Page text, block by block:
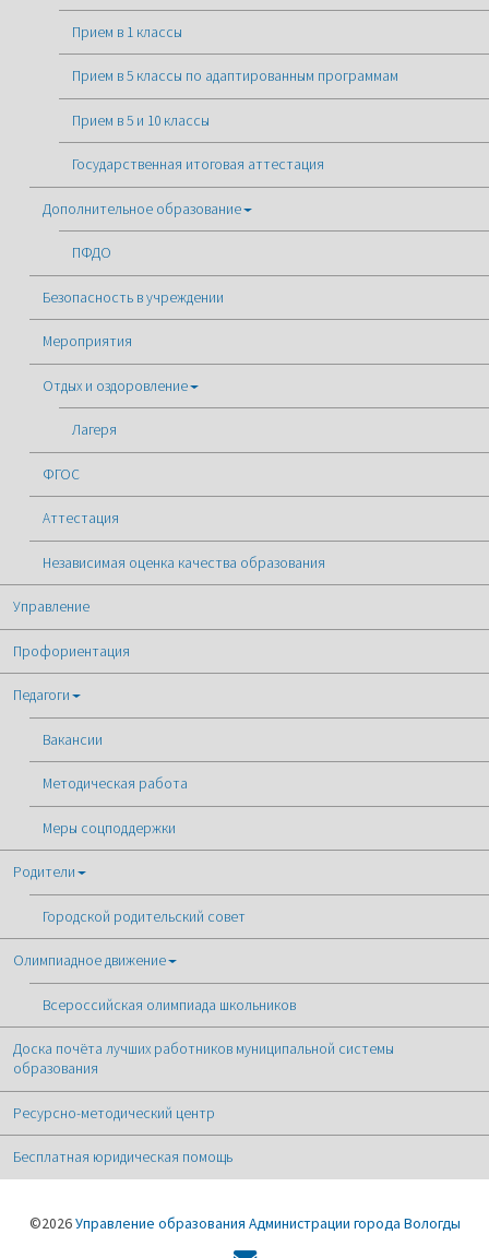
Прием в 1 классы
Прием в 5 классы по адаптированным программам
Прием в 5 и 10 классы
Государственная итоговая аттестация
Дополнительное образование
ПФДО
Безопасность в учреждении
Мероприятия
Отдых и оздоровление
Лагеря
ФГОС
Аттестация
Независимая оценка качества образования
Управление
Профориентация
Педагоги
Вакансии
Методическая работа
Меры соцподдержки
Родители
Городской родительский совет
Олимпиадное движение
Всероссийская олимпиада школьников
Доска почёта лучших работников муниципальной системы
образования
Ресурсно-методический центр
Бесплатная юридическая помощь
©2026Управление образования Администрации города Вологды